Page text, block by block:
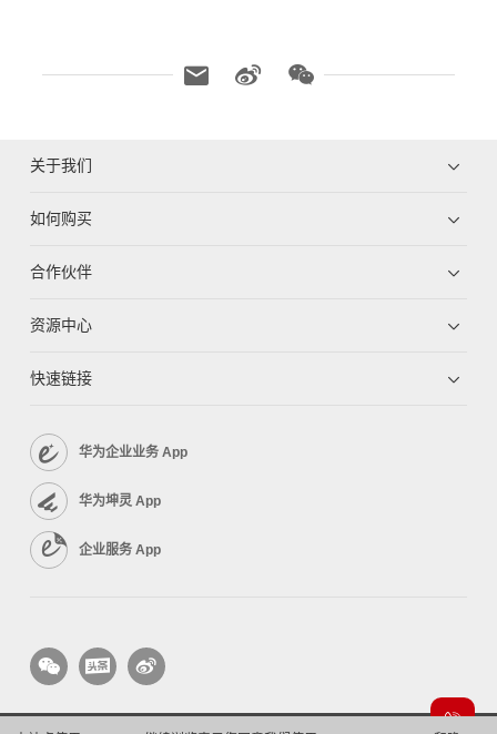
关于我们
如何购买
合作伙伴
资源中心
快速链接
华为企业业务 App
华为坤灵 App
企业服务 App